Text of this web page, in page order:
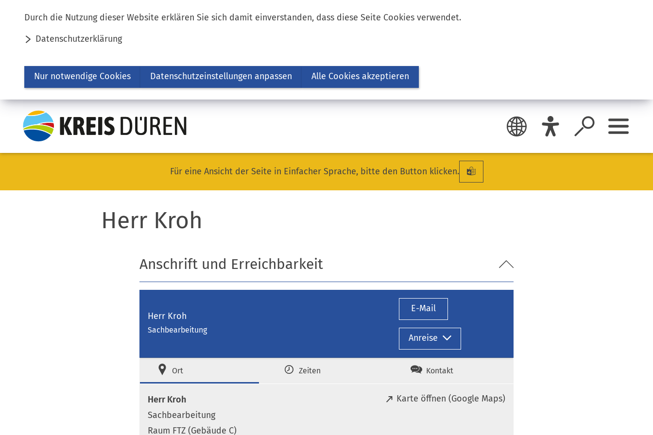
Durch die Nutzung dieser Website erklären Sie sich damit einverstanden, dass diese Seite Cookies verwendet.
Datenschutzerklärung
Nur notwendige Cookies Datenschutzeinstellungen anpassen Alle Cookies akzeptieren
Inhalt anspringen
Für eine Ansicht der Seite in Einfacher Sprache, bitte den Button klicken.
Herr Kroh
Anschrift und Erreichbarkeit
Herr Kroh
Sachbearbeitung
E-Mail
Anreise
Ort Zeiten Kontakt
Herr Kroh
Sachbearbeitung
Raum FTZ (Gebäude C)
Karte öffnen (Google Maps)
(